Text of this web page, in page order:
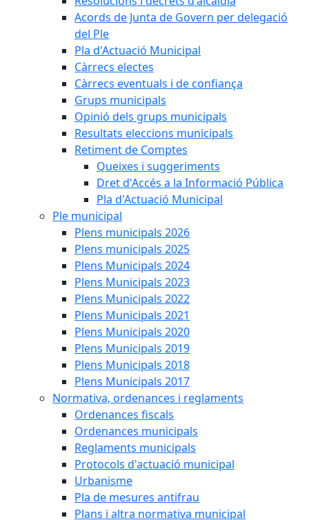
Acords de Junta de Govern per delegació
del Ple
Pla d'Actuació Municipal
Càrrecs electes
Càrrecs eventuals i de confiança
Grups municipals
Opinió dels grups municipals
Resultats eleccions municipals
Retiment de Comptes
Queixes i suggeriments
Dret d'Accés a la Informació Pública
Pla d'Actuació Municipal
Ple municipal
Plens municipals 2026
Plens municipals 2025
Plens Municipals 2024
Plens Municipals 2023
Plens Municipals 2022
Plens Municipals 2021
Plens Municipals 2020
Plens Municipals 2019
Plens Municipals 2018
Plens Municipals 2017
Normativa, ordenances i reglaments
Ordenances fiscals
Ordenances municipals
Reglaments municipals
Protocols d'actuació municipal
Urbanisme
Pla de mesures antifrau
Plans i altra normativa municipal